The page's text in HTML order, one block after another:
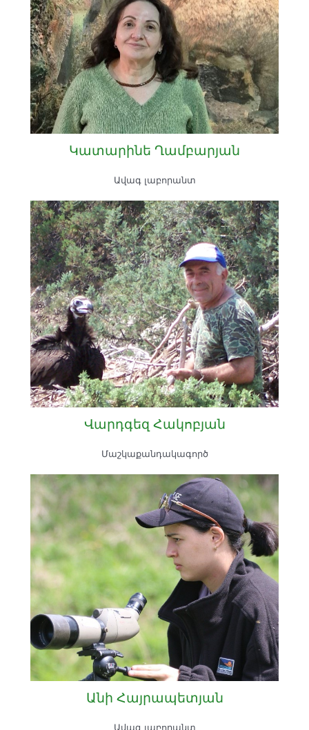
Կատարինե Ղամբարյան
Ավագ լաբորանտ
Վարդգեզ Հակոբյան
Մաշկաքանդակագործ
Անի Հայրապետյան
Ավագ լաբորանտ